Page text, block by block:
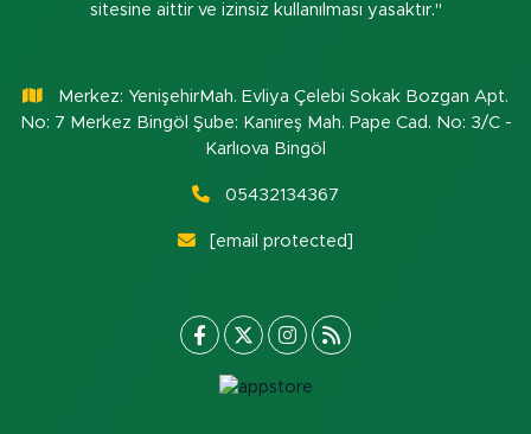
sitesine aittir ve izinsiz kullanılması yasaktır."
Merkez: YenişehirMah. Evliya Çelebi Sokak Bozgan Apt.
No: 7 Merkez Bingöl Şube: Kanireş Mah. Pape Cad. No: 3/C -
Karlıova Bingöl
05432134367
[email protected]